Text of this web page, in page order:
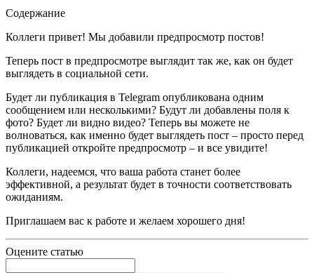
Содержание
Коллеги привет! Мы добавили предпросмотр постов!
Теперь пост в предпросмотре выглядит так же, как он будет
выглядеть в социальной сети.
Будет ли публикация в Telegram опубликована одним
сообщением или несколькими? Будут ли добавлены поля к
фото? Будет ли видно видео? Теперь вы можете не
волноваться, как именно будет выглядеть пост – просто перед
публикацией откройте предпросмотр – и все увидите!
Коллеги, надеемся, что ваша работа станет более
эффективной, а результат будет в точности соответствовать
ожиданиям.
Приглашаем вас к работе и желаем хорошего дня!
Оцените статью